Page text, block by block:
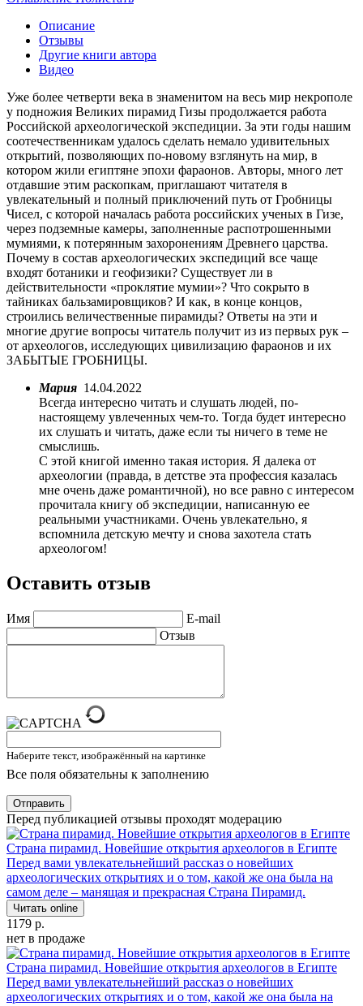
Описание
Отзывы
Другие книги автора
Видео
Уже более четверти века в знаменитом на весь мир некрополе
у подножия Великих пирамид Гизы продолжается работа
Российской археологической экспедиции. За эти годы нашим
соотечественникам удалось сделать немало удивительных
открытий, позволяющих по-новому взглянуть на мир, в
котором жили египтяне эпохи фараонов. Авторы, много лет
отдавшие этим раскопкам, приглашают читателя в
увлекательный и полный приключений путь от Гробницы
Чисел, с которой началась работа российских ученых в Гизе,
через подземные камеры, заполненные распотрошенными
мумиями, к потерянным захоронениям Древнего царства.
Почему в состав археологических экспедиций все чаще
входят ботаники и геофизики? Существует ли в
действительности «проклятие мумии»? Что сокрыто в
тайниках бальзамировщиков? И как, в конце концов,
строились величественные пирамиды? Ответы на эти и
многие другие вопросы читатель получит из из первых рук –
от археологов, исследующих цивилизацию фараонов и их
ЗАБЫТЫЕ ГРОБНИЦЫ.
Мария 14.04.2022
Всегда интересно читать и слушать людей, по-
настоящему увлеченных чем-то. Тогда будет интересно
их слушать и читать, даже если ты ничего в теме не
смыслишь.
С этой книгой именно такая история. Я далека от
археологии (правда, в детстве эта профессия казалась
мне очень даже романтичной), но все равно с интересом
прочитала книгу об экспедиции, написанную ее
реальными участниками. Очень увлекательно, я
вспомнила детскую мечту и снова захотела стать
археологом!
Оставить отзыв
Имя
E-mail
Отзыв
Наберите текст, изображённый на картинке
Все поля обязательны к заполнению
Отправить
Перед публикацией отзывы проходят модерацию
Страна пирамид. Новейшие открытия археологов в Египте
Перед вами увлекательнейший рассказ о новейших
археологических открытиях и о том, какой же она была на
самом деле – манящая и прекрасная Страна Пирамид.
Читать online
1179 р.
нет в продаже
Страна пирамид. Новейшие открытия археологов в Египте
Перед вами увлекательнейший рассказ о новейших
археологических открытиях и о том, какой же она была на